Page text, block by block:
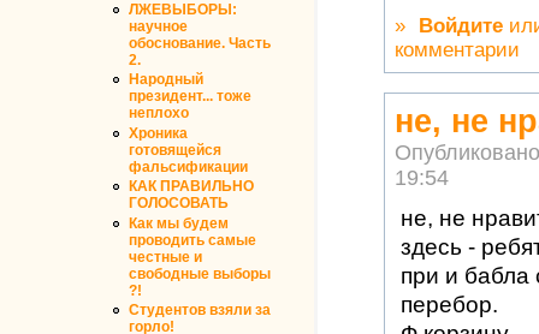
ЛЖЕВЫБОРЫ:
научное
обоснование. Часть
2.
Народный
президент... тоже
неплохо
Хроника
готовящейся
фальсификации
КАК ПРАВИЛЬНО
ГОЛОСОВАТЬ
Как мы будем
проводить самые
честные и
свободные выборы
?!
Студентов взяли за
горло!
» Войдите
комментарии
не, не
19:54
не, не
здесь -
при и
перебор.